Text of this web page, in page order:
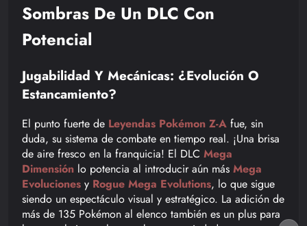
Sombras De Un DLC Con
Potencial
Jugabilidad Y Mecánicas: ¿Evolución O
Estancamiento?
El punto fuerte de Leyendas Pokémon Z-A fue, sin
duda, su sistema de combate en tiempo real. ¡Una brisa
de aire fresco en la franquicia! El DLC Mega
Dimensión lo potencia al introducir aún más Mega
Evoluciones y Rogue Mega Evolutions, lo que sigue
siendo un espectáculo visual y estratégico. La adición de
más de 135 Pokémon al elenco también es un plus para